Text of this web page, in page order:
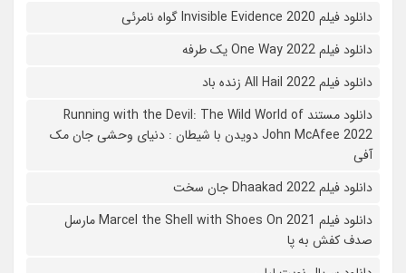
دانلود فیلم 2020 Invisible Evidence گواه نامرئی
دانلود فیلم One Way 2022 یک طرفه
دانلود فیلم All Hail 2022 زنده باد
دانلود مستند Running with the Devil: The Wild World of
John McAfee 2022 دویدن با شیطان : دنیای وحشی جان مک
آفی
دانلود فیلم Dhaakad 2022 جان سخت
دانلود فیلم Marcel the Shell with Shoes On 2021 مارسل
صدف کفش به پا